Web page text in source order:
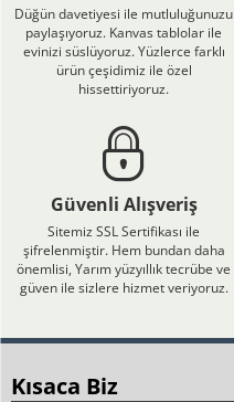
Düğün davetiyesi ile mutluluğunuzu
paylaşıyoruz. Kanvas tablolar ile
evinizi süslüyoruz. Yüzlerce farklı
ürün çeşidimiz ile özel
hissettiriyoruz.
Güvenli Alışveriş
Sitemiz SSL Sertifikası ile
şifrelenmiştir. Hem bundan daha
önemlisi, Yarım yüzyıllık tecrübe ve
güven ile sizlere hizmet veriyoruz.
Kısaca Biz